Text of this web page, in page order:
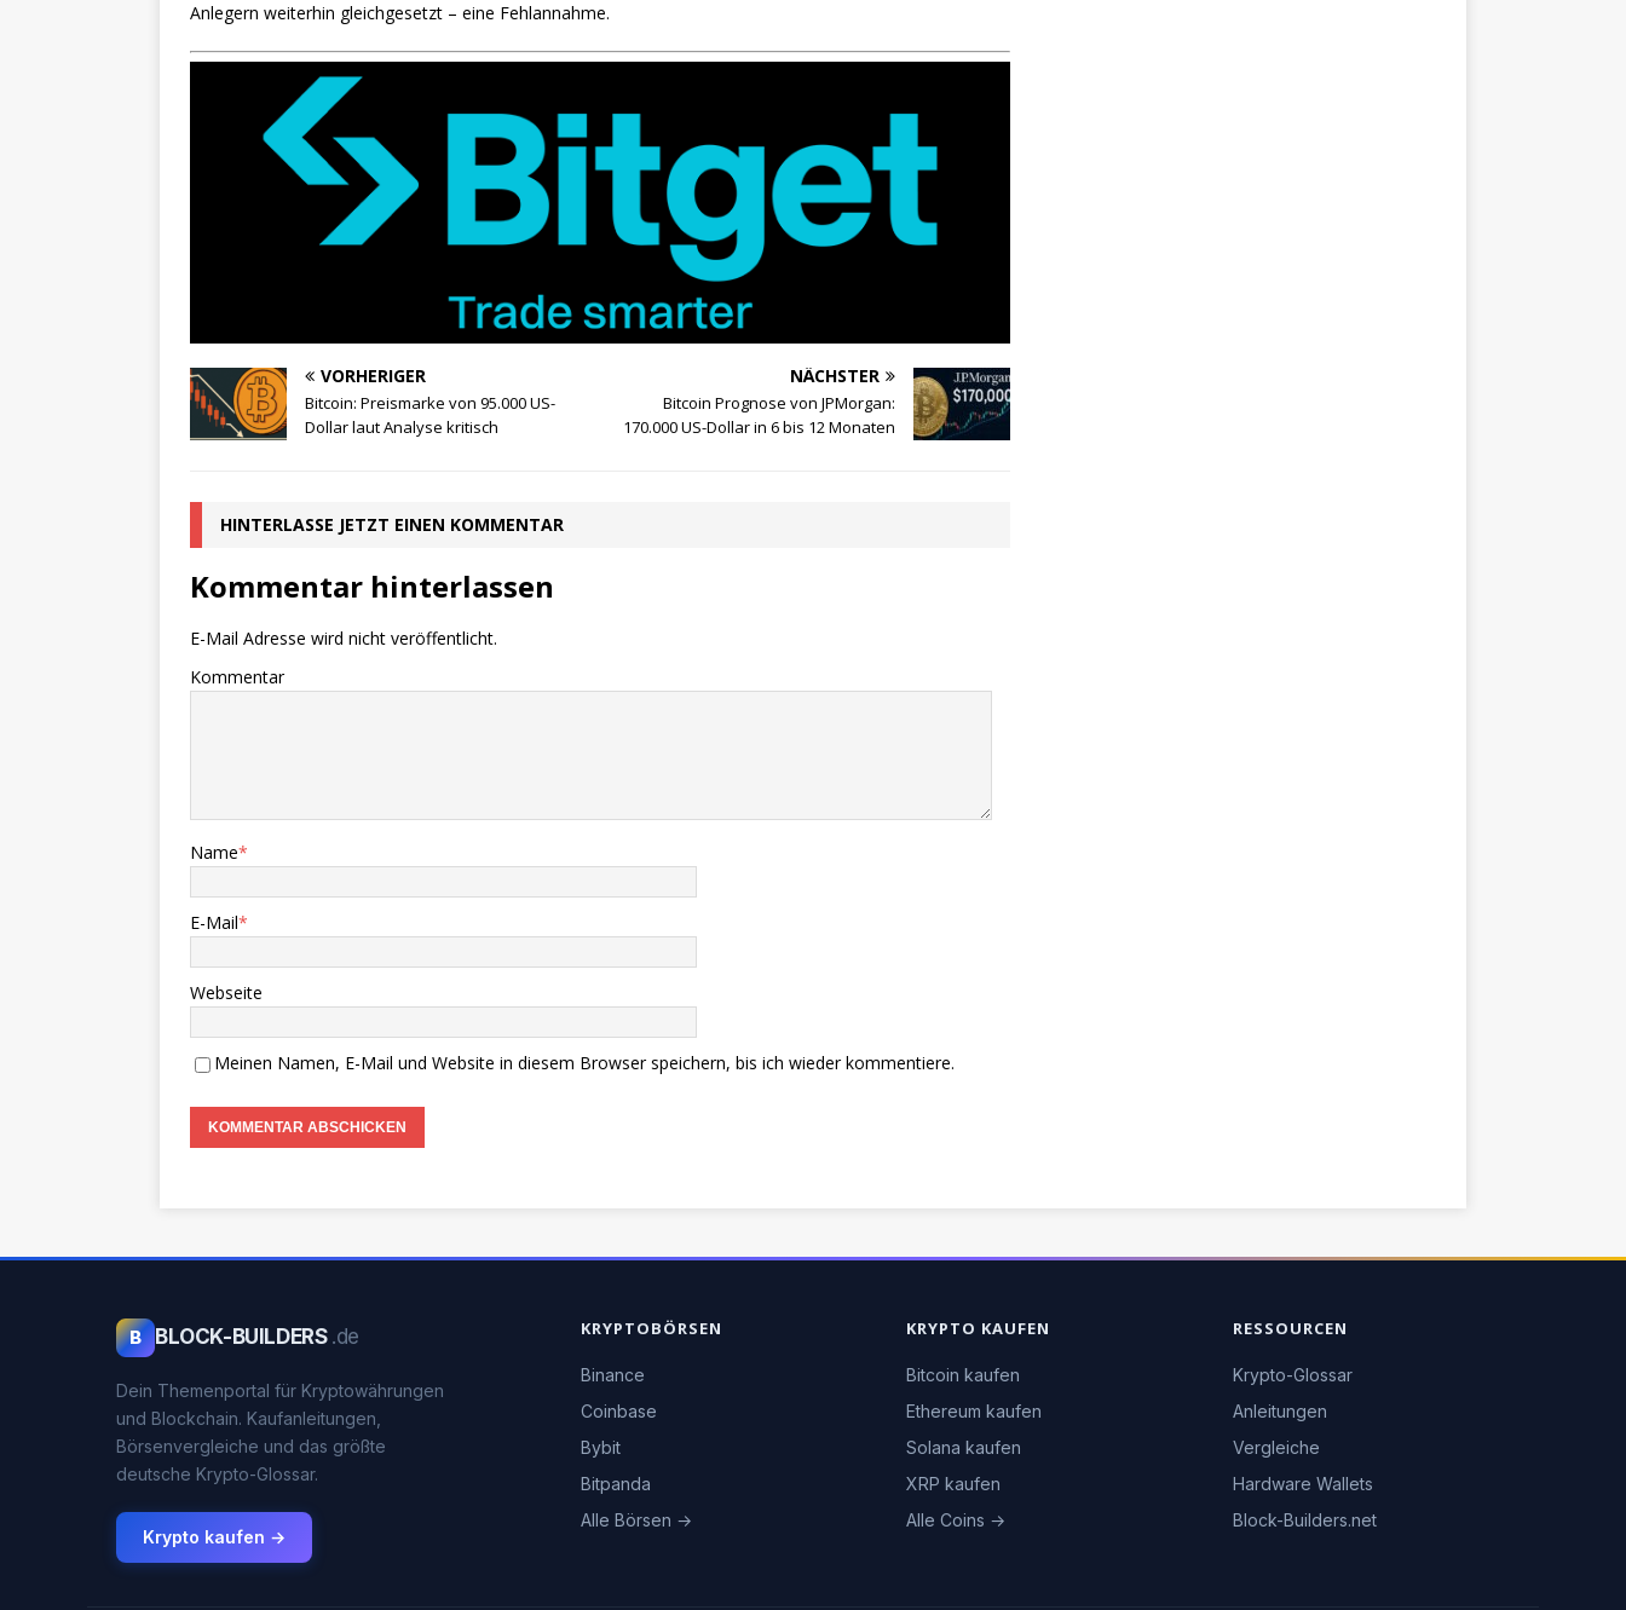
Anlegern weiterhin gleichgesetzt – eine Fehlannahme.
VORHERIGER
Bitcoin: Preismarke von 95.000 US-
Dollar laut Analyse kritisch
NÄCHSTER
Bitcoin Prognose von JPMorgan:
170.000 US-Dollar in 6 bis 12 Monaten
HINTERLASSE JETZT EINEN KOMMENTAR
Kommentar hinterlassen
E-Mail Adresse wird nicht veröffentlicht.
Kommentar
Name*
E-Mail*
Webseite
Meinen Namen, E-Mail und Website in diesem Browser speichern, bis ich wieder kommentiere.
B BLOCK-BUILDERS .de
Dein Themenportal für Kryptowährungen
und Blockchain. Kaufanleitungen,
Börsenvergleiche und das größte
deutsche Krypto-Glossar.
Krypto kaufen →
KRYPTOBÖRSEN
Binance
Coinbase
Bybit
Bitpanda
Alle Börsen →
KRYPTO KAUFEN
Bitcoin kaufen
Ethereum kaufen
Solana kaufen
XRP kaufen
Alle Coins →
RESSOURCEN
Krypto-Glossar
Anleitungen
Vergleiche
Hardware Wallets
Block-Builders.net